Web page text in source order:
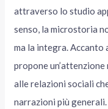
attraverso lo studio
senso, la microstoria
ma la integra.
propone
alle relazioni sociali
narrazioni più